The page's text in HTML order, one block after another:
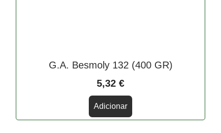
G.A. Besmoly 132 (400 GR)
5,32 €
Adicionar